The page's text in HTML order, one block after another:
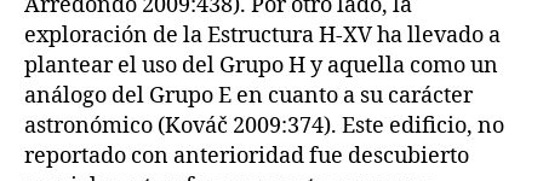
exploración de la Estructura H-XV ha llevado a
plantear el uso del Grupo H y aquella como un
análogo del Grupo E en cuanto a su carácter
astronómico (Kováč 2009:374). Este edificio, no
reportado con anterioridad fue descubierto